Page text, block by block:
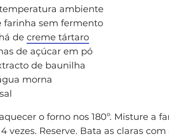
temperatura ambiente
farinha sem fermento
de creme tártaro
de açúcar em pó
de baunilha
morna
o forno nos 180º. Misture a
vezes. Reserve. Bata as claras